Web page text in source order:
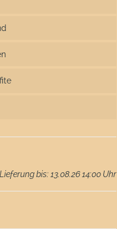
Lieferung bis: 13.08.26 14:00 Uhr